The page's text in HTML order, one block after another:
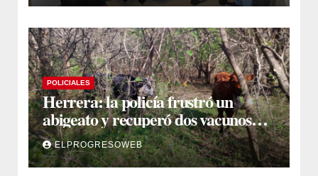
POLICIALES
Herrera: la policía frustró un
abigeato y recuperó dos vacunos
ocultos en una zona montuosa
ELPROGRESOWEB